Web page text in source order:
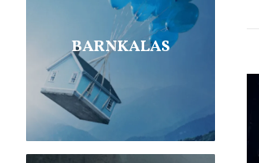
BARNKALAS